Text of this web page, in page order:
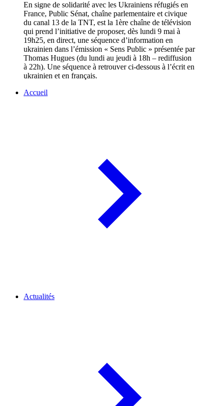
En signe de solidarité avec les Ukrainiens réfugiés en
France, Public Sénat, chaîne parlementaire et civique
du canal 13 de la TNT, est la 1ère chaîne de télévision
qui prend l’initiative de proposer, dès lundi 9 mai à
19h25, en direct, une séquence d’information en
ukrainien dans l’émission « Sens Public » présentée par
Thomas Hugues (du lundi au jeudi à 18h – rediffusion
à 22h). Une séquence à retrouver ci-dessous à l’écrit en
ukrainien et en français.
Accueil
Actualités